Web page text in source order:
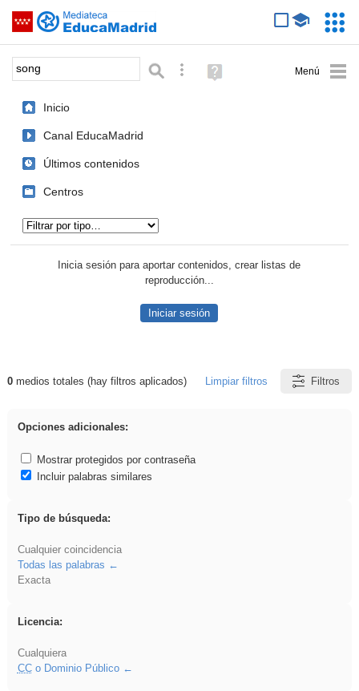
Saltar navegación
Palabra o frase: Búsqueda avanzada
Ayuda
(en
Inicio
Canal EducaMadrid
Últimos contenidos
Centros
Inicia sesión para aportar contenidos, crear listas de
reproducción...
Iniciar sesión
Resultados de: song
0medios totales (hay filtros aplicados) Limpiar filtros Filtros
Opciones adicionales:
Mostrar protegidos por contraseña
Incluir palabras similares
Tipo de búsqueda:
Cualquier coincidencia
Todas las palabras
Exacta
Licencia:
Cualquiera
CCo Dominio Público